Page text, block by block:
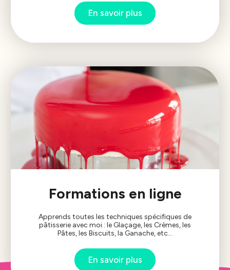
En savoir plus
Formations en ligne
Apprends toutes les techniques spécifiques de
pâtisserie avec moi : le Glaçage, les Crèmes, les
Pâtes, les Biscuits, la Ganache, etc...
En savoir plus